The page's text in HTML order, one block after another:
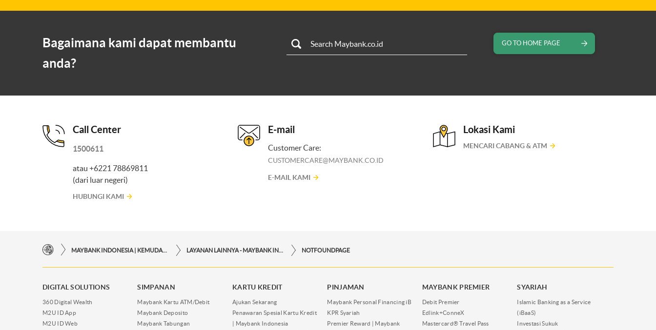
Bagaimana kami dapat membantu
anda?
GO TO HOME PAGE
Call Center
1500611
atau +6221 78869811
(dari luar negeri)
HUBUNGI KAMI
E-mail
Customer Care:
CUSTOMERCARE@MAYBANK.CO.ID
E-MAIL KAMI
Lokasi Kami
MENCARI CABANG & ATM
MAYBANK INDONESIA | KEMUDAHAN TRANSAKSI FINANSIAL DI UJUNG JARI ANDA LAYANAN LAINNYA - MAYBANK INDONESIA NOTFOUNDPAGE
DIGITAL SOLUTIONS
360 Digital Wealth
M2U ID App
M2U ID Web
SIMPANAN
Maybank Kartu ATM/Debit
Maybank Deposito
Maybank Tabungan
KARTU KREDIT
Ajukan Sekarang
Penawaran Spesial Kartu Kredit
| Maybank Indonesia
PINJAMAN
Maybank Personal Financing iB
KPR Syariah
Premier Reward | Maybank
MAYBANK PREMIER
Debit Premier
Edlink+ConneX
Mastercard® Travel Pass
SYARIAH
Islamic Banking as a Service
(iBaaS)
Investasi Sukuk